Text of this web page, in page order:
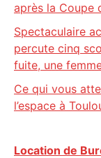
après la Coupe
Spectaculaire
percute cinq
fuite, une
Ce qui vous
l’espace à
Location de